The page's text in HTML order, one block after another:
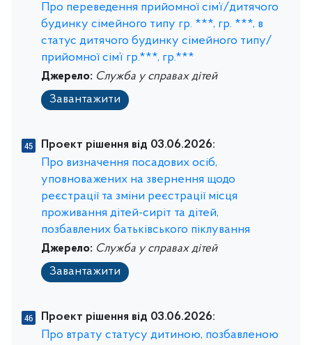
Про переведення прийомної сім’ї/дитячого
будинку сімейного типу гр. ***, гр. ***, в
статус дитячого будинку сімейного типу/
прийомної сім’ї гр.***, гр.***
Джерело: Служба у справах дітей
Завантажити
Проект рішення від 03.06.2026:
Про визначення посадових осіб,
уповноважених на звернення щодо
реєстрації та зміни реєстрації місця
проживання дітей-сиріт та дітей,
позбавлених батьківського піклування
Джерело: Служба у справах дітей
Завантажити
Проект рішення від 03.06.2026:
Про втрату статусу дитиною, позбавленою